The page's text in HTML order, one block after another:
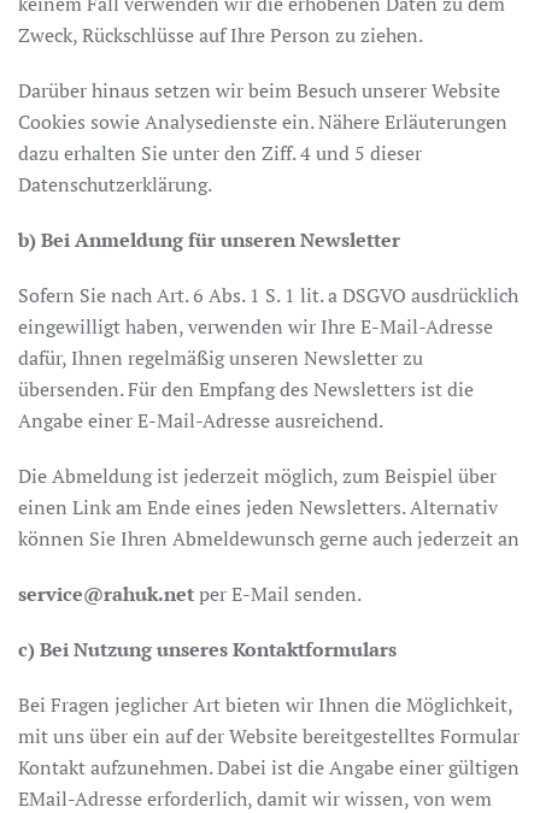
Zweck, Rückschlüsse auf Ihre Person zu ziehen.
Darüber hinaus setzen wir beim Besuch unserer Website
Cookies sowie Analysedienste ein. Nähere Erläuterungen
dazu erhalten Sie unter den Ziff. 4 und 5 dieser
Datenschutzerklärung.
b) Bei Anmeldung für unseren Newsletter
Sofern Sie nach Art. 6 Abs. 1 S. 1 lit. a DSGVO ausdrücklich
eingewilligt haben, verwenden wir Ihre E-Mail-Adresse
dafür, Ihnen regelmäßig unseren Newsletter zu
übersenden. Für den Empfang des Newsletters ist die
Angabe einer E-Mail-Adresse ausreichend.
Die Abmeldung ist jederzeit möglich, zum Beispiel über
einen Link am Ende eines jeden Newsletters. Alternativ
können Sie Ihren Abmeldewunsch gerne auch jederzeit an
service@rahuk.netper E-Mail senden.
c) Bei Nutzung unseres Kontaktformulars
Bei Fragen jeglicher Art bieten wir Ihnen die Möglichkeit,
mit uns über ein auf der Website bereitgestelltes Formular
Kontakt aufzunehmen. Dabei ist die Angabe einer gültigen
EMail-Adresse erforderlich, damit wir wissen, von wem